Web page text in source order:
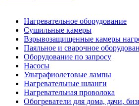
Нагревательное оборудование
Сушильные камеры
Взрывозащищенные камеры
Паяльное и сварочное
Оборудование по запросу
Насосы
Ультрафиолетовые лампы
Нагревательные шланги
Нагревательная проволока
Обогреватели для дома, дачи,